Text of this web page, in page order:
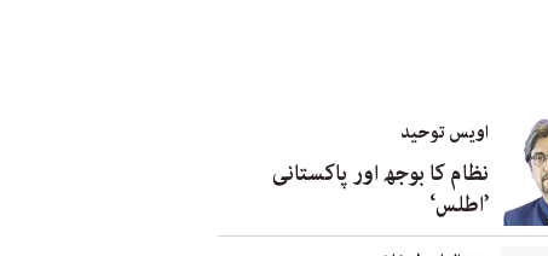
اویس توحید
نظام کا بوجھ اور پاکستانی
’اطلس‘